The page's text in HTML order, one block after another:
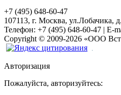
+7 (495) 648-60-47
107113, г. Москва, ул.Лобачика,
Телефон: +7 (495) 648-60-47 | E-
Copyright © 2009-2026 «ООО
Авторизация
Пожалуйста, авторизуйтесь: